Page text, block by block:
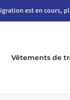
est en cours,
Vêtements de